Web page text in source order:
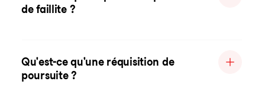
de faillite ?
Qu'est-ce qu'une réquisition de
poursuite ?